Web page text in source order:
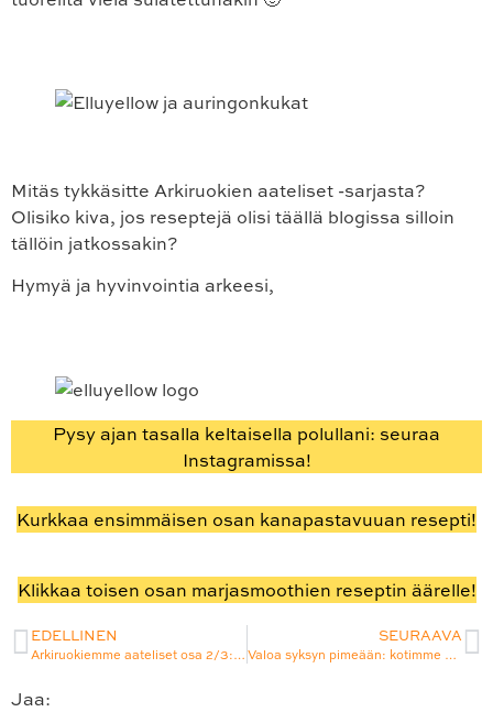
Mitäs tykkäsitte Arkiruokien aateliset -sarjasta?
Olisiko kiva, jos reseptejä olisi täällä blogissa silloin
tällöin jatkossakin?
Hymyä ja hyvinvointia arkeesi,
Pysy ajan tasalla keltaisella polullani: seuraa
Instagramissa!
Kurkkaa ensimmäisen osan kanapastavuuan resepti!
Klikkaa toisen osan marjasmoothien reseptin äärelle!
EDELLINEN
Arkiruokiemme aateliset osa 2/3: Raikas marjasmoothie aamu-, väli- tai iltapalaksi
SEURAAVA
Valoa syksyn pimeään: kotimme keltaiset vintagelamput
Jaa: